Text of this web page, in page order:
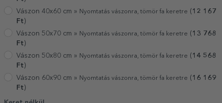
Vászon 40x60 cm » Nyomtatás vászonra, tömör fa keretre (12 167
Ft)
Vászon 50x70 cm » Nyomtatás vászonra, tömör fa keretre (13 768
Ft)
Vászon 50x80 cm » Nyomtatás vászonra, tömör fa keretre (14 568
Ft)
Vászon 60x90 cm » Nyomtatás vászonra, tömör fa keretre (16 169
Ft)